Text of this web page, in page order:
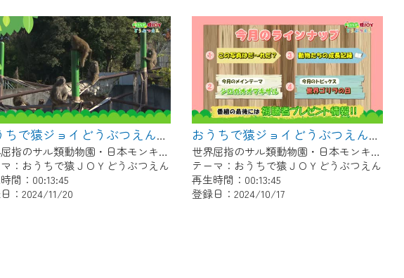
おうちで猿ジョイどうぶつえん～ワオキツネザル～（2024年10月16日初回放送）
世界屈指のサル類動物園・日本モンキーセンター協力の親子で学べる動物番組。
：おうちで猿ＪＯＹどうぶつえん
間：00:13:45
：2024/11/20
おうちで猿ジョイどうぶつえん～シロガオオマキザル～（2024年9月16日初回放送）
世界屈指のサル類動物園・日本モンキーセンター協力の親子で学べる動物番組。
テーマ：おうちで猿ＪＯＹどうぶつえん
再生時間：00:13:45
登録日：2024/10/17